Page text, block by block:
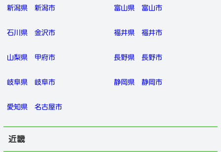
新潟県 新潟市 富山県 富山市
石川県 金沢市 福井県 福井市
山梨県 甲府市 長野県 長野市
岐阜県 岐阜市 静岡県 静岡市
愛知県 名古屋市
近畿